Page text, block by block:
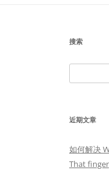
搜索
索：
近期文章
如何解决
That